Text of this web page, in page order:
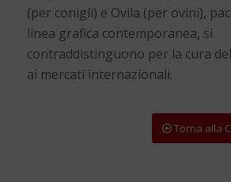
(per conigli) e Ovila (per ovini),
linea grafica contemporanea, si
contraddistinguono per la cura
ai mercati internazionali.
Torna alla